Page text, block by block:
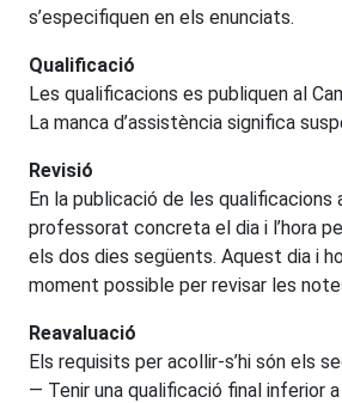
s’especifiquen en els enunciats.
Qualificació
Les qualificacions es publiquen al
La manca d’assistència significa
Revisió
En la publicació de les qualificacions
professorat concreta el dia i l’hora
els dos dies següents. Aquest dia i
moment possible per revisar les
Reavaluació
Els requisits per acollir-s’hi són els
— Tenir una qualificació final inferior a